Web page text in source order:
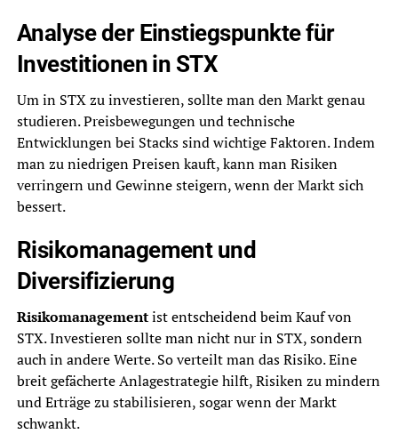
Analyse der Einstiegspunkte für
Investitionen in STX
Um in STX zu investieren, sollte man den Markt genau
studieren. Preisbewegungen und technische
Entwicklungen bei Stacks sind wichtige Faktoren. Indem
man zu niedrigen Preisen kauft, kann man Risiken
verringern und Gewinne steigern, wenn der Markt sich
bessert.
Risikomanagement und
Diversifizierung
Risikomanagementist entscheidend beim Kauf von
STX. Investieren sollte man nicht nur in STX, sondern
auch in andere Werte. So verteilt man das Risiko. Eine
breit gefächerte Anlagestrategie hilft, Risiken zu mindern
und Erträge zu stabilisieren, sogar wenn der Markt
schwankt.